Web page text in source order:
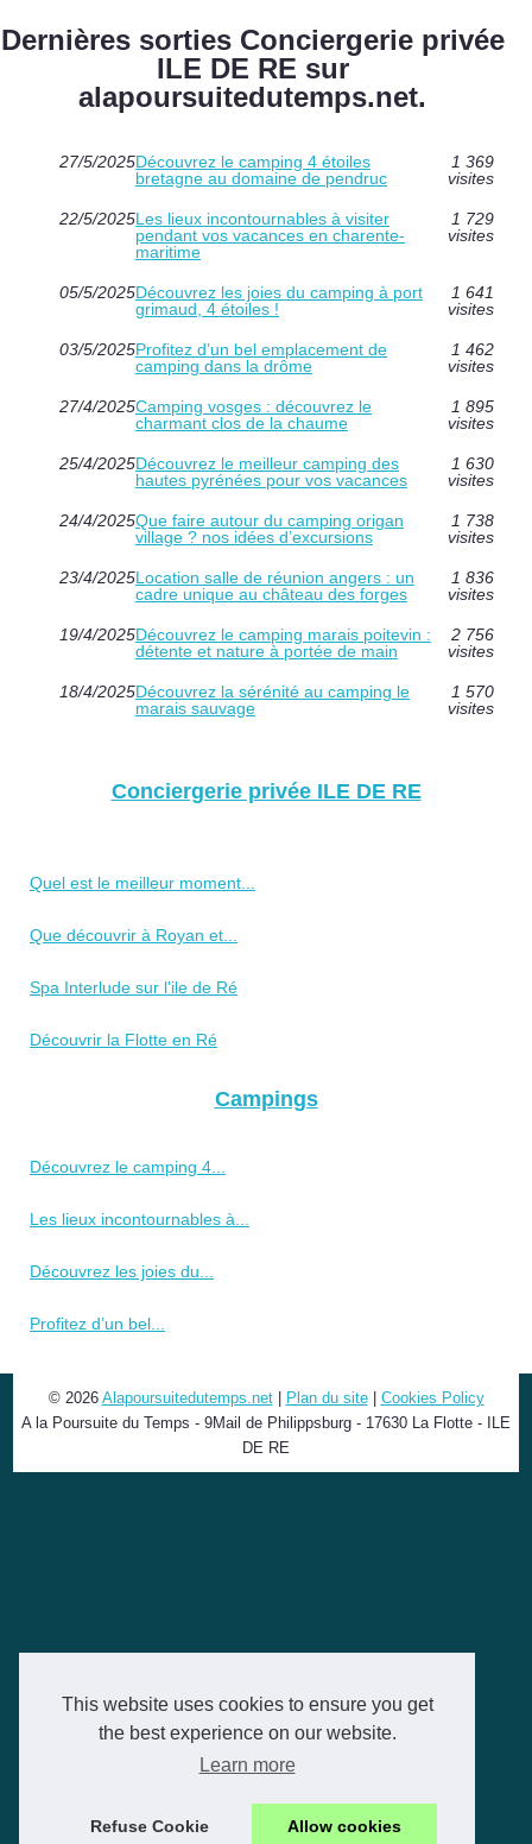
This website uses cookies to ensure you get
the best experience on our website.
Learn more
Refuse Cookie Allow cookies
Dernières sorties Conciergerie privée
ILE DE RE sur
alapoursuitedutemps.net.
27/5/2025Découvrez le camping 4 étoiles
bretagne au domaine de pendruc
1 369
visites
22/5/2025Les lieux incontournables à visiter
pendant vos vacances en charente-
maritime
1 729
visites
05/5/2025Découvrez les joies du camping à port
grimaud, 4 étoiles !
1 641
visites
03/5/2025Profitez d’un bel emplacement de
camping dans la drôme
1 462
visites
27/4/2025Camping vosges : découvrez le
charmant clos de la chaume
1 895
visites
25/4/2025Découvrez le meilleur camping des
hautes pyrénées pour vos vacances
1 630
visites
24/4/2025Que faire autour du camping origan
village ? nos idées d’excursions
1 738
visites
23/4/2025Location salle de réunion angers : un
cadre unique au château des forges
1 836
visites
19/4/2025Découvrez le camping marais poitevin :
détente et nature à portée de main
2 756
visites
18/4/2025Découvrez la sérénité au camping le
marais sauvage
1 570
visites
Conciergerie privée ILE DE RE
Quel est le meilleur moment...
Que découvrir à Royan et...
Spa Interlude sur l'ile de Ré
Découvrir la Flotte en Ré
Campings
Découvrez le camping 4...
Les lieux incontournables à...
Découvrez les joies du...
Profitez d’un bel...
© 2026 Alapoursuitedutemps.net| Plan du site| Cookies Policy
A la Poursuite du Temps - 9Mail de Philippsburg - 17630 La Flotte - ILE
DE RE